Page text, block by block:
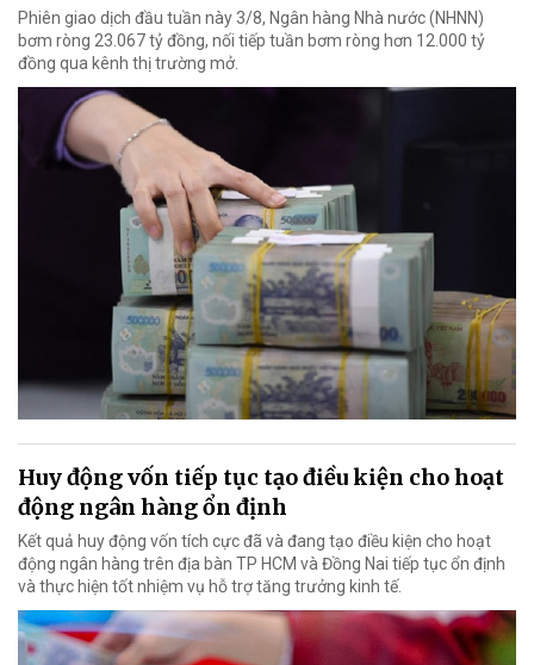
Phiên giao dịch đầu tuần này 3/8, Ngân hàng Nhà nước (NHNN)
bơm ròng 23.067 tỷ đồng, nối tiếp tuần bơm ròng hơn 12.000 tỷ
đồng qua kênh thị trường mở.
Huy động vốn tiếp tục tạo điều kiện cho hoạt
động ngân hàng ổn định
Kết quả huy động vốn tích cực đã và đang tạo điều kiện cho hoạt
động ngân hàng trên địa bàn TP HCM và Đồng Nai tiếp tục ổn định
và thực hiện tốt nhiệm vụ hỗ trợ tăng trưởng kinh tế.